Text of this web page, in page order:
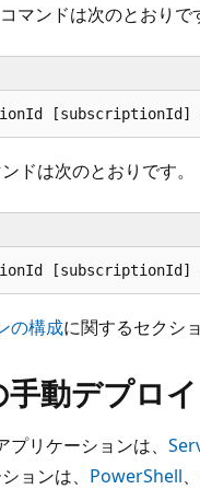
ンドは次のとおりで
ドは次のとおりです。
の構成に関するセクシ
動デプロイ
リケーションは、
ョンは、 PowerShell、